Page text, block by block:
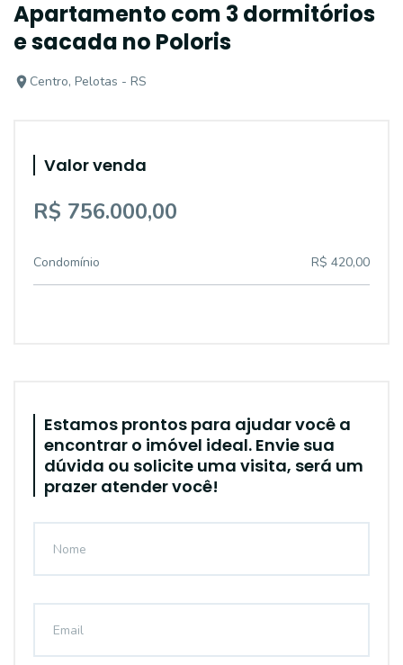
Apartamento com 3 dormitórios
e sacada no Poloris
Centro, Pelotas - RS
Valor venda
R$ 756.000,00
Condomínio R$ 420,00
Estamos prontos para ajudar você a
encontrar o imóvel ideal. Envie sua
dúvida ou solicite uma visita, será um
prazer atender você!